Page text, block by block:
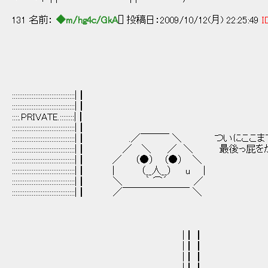
131 名前： ◆m/hg4c/GkA[] 投稿日：2009/10/12(月) 22:25:49
:::::::::::::::::::::::::::::::::::|┃
:::::::::::::::::::::::::::::::::::|┃
::::.PRIVATE.::::::::|┃
:::::::::::::::::::::::::::::::::::|┃
:::::::::::::::::::::::::::::::::::|┃ .／￣￣￣ ＼ ついにここま
:::::::::::::::::::::::::::::::::::|┃ ／ ＼ ／ ＼ 最後っ屁をか
:::::::::::::::::::::::::::::::::::|┃ ／ （●） （●） ＼
:::::::::::::::::::::::::::::::::::|┃ | （__人__） u |
:::::::::::::::::::::::::::::::::::|┃ ＼ ｀ ⌒´ ／
:::::::::::::::::::::::::::::::::::|┃ ／￣￣￣￣￣￣￣ ＼